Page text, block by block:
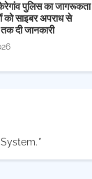
पुलिस का जागरूकता
को साइबर अपराध से
दी जानकारी
*